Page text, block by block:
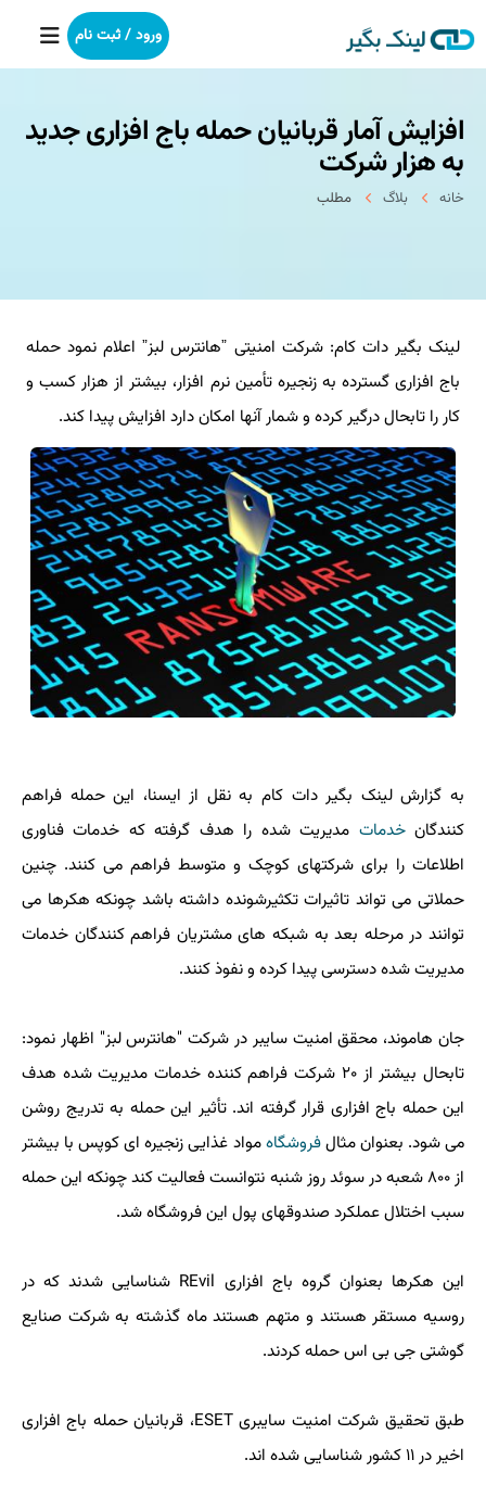
خانه
بکلینک
خدمات ما
درباره ما
آموزش
ورود / ثبت نام
افزایش آمار قربانیان حمله باج افزاری جدید
به هزار شركت
خانه بلاگ مطلب
لینک بگیر دات کام: شرکت امنیتی ˮهانترس لبزˮ اعلام نمود حمله
باج افزاری گسترده به زنجیره تأمین نرم افزار، بیشتر از هزار کسب و
کار را تابحال درگیر کرده و شمار آنها امکان دارد افزایش پیدا کند.
به گزارش لینک بگیر دات کام به نقل از ایسنا، این حمله فراهم
کنندگانخدمات مدیریت شده را هدف گرفته که خدمات فناوری
اطلاعات را برای شرکتهای کوچک و متوسط فراهم می کنند. چنین
حملاتی می تواند تاثیرات تکثیرشونده داشته باشد چونکه هکرها می
توانند در مرحله بعد به شبکه های مشتریان فراهم کنندگان خدمات
مدیریت شده دسترسی پیدا کرده و نفوذ کنند.
جان هاموند، محقق امنیت سایبر در شرکت "هانترس لبز" اظهار نمود:
تابحال بیشتر از ۲۰ شرکت فراهم کننده خدمات مدیریت شده هدف
این حمله باج افزاری قرار گرفته اند. تأثیر این حمله به تدریج روشن
می شود. بعنوان مثالفروشگاهمواد غذایی زنجیره ای کوپس با بیشتر
از ۸۰۰ شعبه در سوئد روز شنبه نتوانست فعالیت کند چونکه این حمله
سبب اختلال عملکرد صندوقهای پول این فروشگاه شد.
این هکرها بعنوان گروه باج افزاری REvil شناسایی شدند که در
روسیه مستقر هستند و متهم هستند ماه گذشته به شرکت صنایع
گوشتی جی بی اس حمله کردند.
طبق تحقیق شرکت امنیت سایبری ESET، قربانیان حمله باج افزاری
اخیر در ۱۱ کشور شناسایی شده اند.